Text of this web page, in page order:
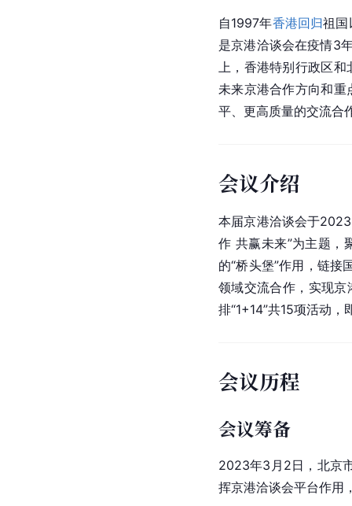
自1997年香港回归祖国
是京港洽谈会在疫情3
上， 香港特别行政区和
未来京港合作方向和
平、更高质量的交流合
会议介绍
本届京港洽谈会于
作 共赢未来”为主题，
的“桥头堡”作用，链接
领域交流合作，实现
排“1+14”共15项活动，
会议历程
会议筹备
2023年3月2日， 北京
挥京港洽谈会平台作用